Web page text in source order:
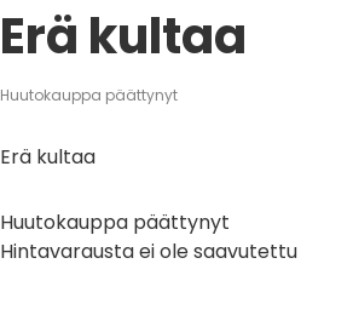
Erä kultaa
Huutokauppa päättynyt
Erä kultaa
Huutokauppa päättynyt
Hintavarausta ei ole saavutettu